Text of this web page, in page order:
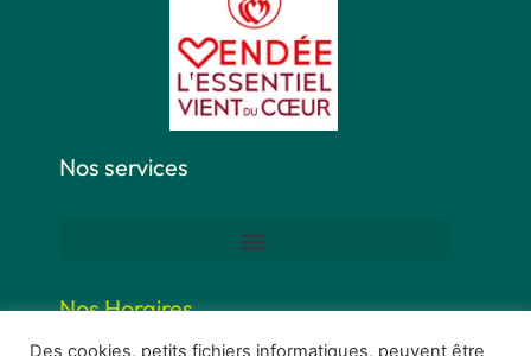
Nos services
Nos Horaires
Des cookies, petits fichiers informatiques, peuvent être